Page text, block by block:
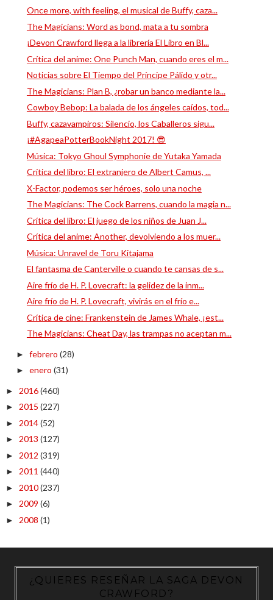
Once more, with feeling, el musical de Buffy, caza...
The Magicians: Word as bond, mata a tu sombra
¡Devon Crawford llega a la librería El Libro en Bl...
Crítica del anime: One Punch Man, cuando eres el m...
Noticias sobre El Tiempo del Príncipe Pálido y otr...
The Magicians: Plan B, ¿robar un banco mediante la...
Cowboy Bebop: La balada de los ángeles caídos, tod...
Buffy, cazavampiros: Silencio, los Caballeros sigu...
¡#AgapeaPotterBookNight 2017! 😎
Música: Tokyo Ghoul Symphonie de Yutaka Yamada
Crítica del libro: El extranjero de Albert Camus, ...
X-Factor, podemos ser héroes, solo una noche
The Magicians: The Cock Barrens, cuando la magia n...
Crítica del libro: El juego de los niños de Juan J...
Crítica del anime: Another, devolviendo a los muer...
Música: Unravel de Toru Kitajama
El fantasma de Canterville o cuando te cansas de s...
Aire frío de H. P. Lovecraft: la gelidez de la inm...
Aire frío de H. P. Lovecraft, vivirás en el frío e...
Crítica de cine: Frankenstein de James Whale, ¡est...
The Magicians: Cheat Day, las trampas no aceptan m...
► febrero (28)
► enero (31)
► 2016(460)
► 2015 (227)
► 2014(52)
► 2013 (127)
► 2012 (319)
► 2011 (440)
► 2010(237)
► 2009 (6)
► 2008 (1)
¿QUIERES RESEÑAR LA SAGA DEVON
CRAWFORD?